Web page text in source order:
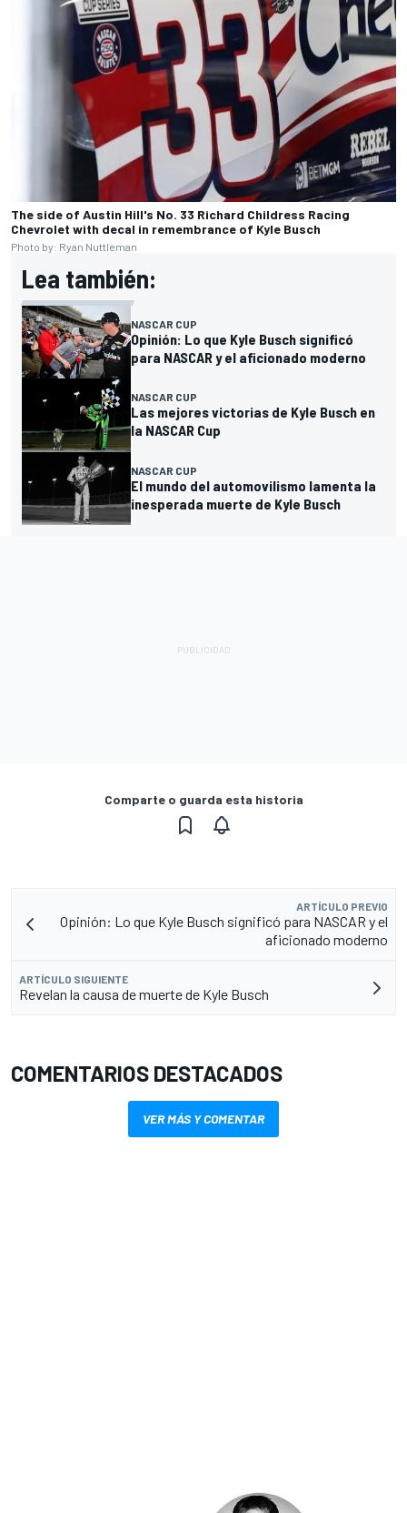
The side of Austin Hill's No. 33 Richard Childress Racing
Chevrolet with decal in remembrance of Kyle Busch
Photo by: Ryan Nuttleman
Lea también:
NASCAR CUP
Opinión: Lo que Kyle Busch significó
para NASCAR y el aficionado moderno
NASCAR CUP
Las mejores victorias de Kyle Busch en
la NASCAR Cup
NASCAR CUP
El mundo del automovilismo lamenta la
inesperada muerte de Kyle Busch
Comparte o guarda esta historia
ARTÍCULO PREVIO
Opinión: Lo que Kyle Busch significó para NASCAR y el
aficionado moderno
ARTÍCULO SIGUIENTE
Revelan la causa de muerte de Kyle Busch
COMENTARIOS DESTACADOS
VER MÁS Y COMENTAR